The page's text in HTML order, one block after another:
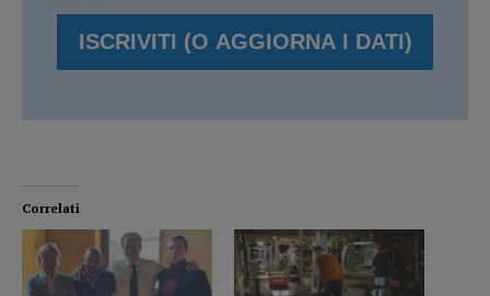
Correlati